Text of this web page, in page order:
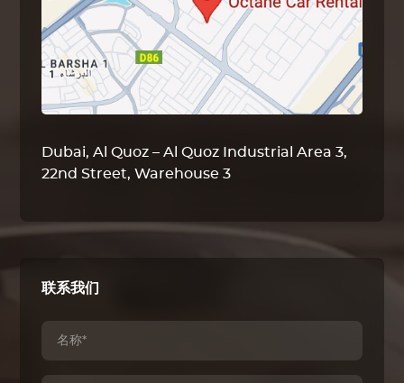
Dubai, Al Quoz – Al Quoz Industrial Area 3,
22nd Street, Warehouse 3
联系我们